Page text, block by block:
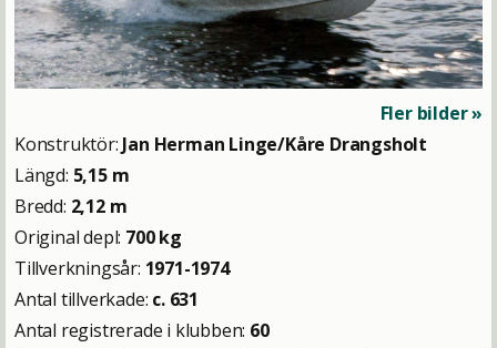
Fler bilder »
Konstruktör: Jan Herman Linge/Kåre Drangsholt
Längd: 5,15 m
Bredd: 2,12 m
Original depl: 700 kg
Tillverkningsår: 1971-1974
Antal tillverkade: c. 631
Antal registrerade i klubben: 60